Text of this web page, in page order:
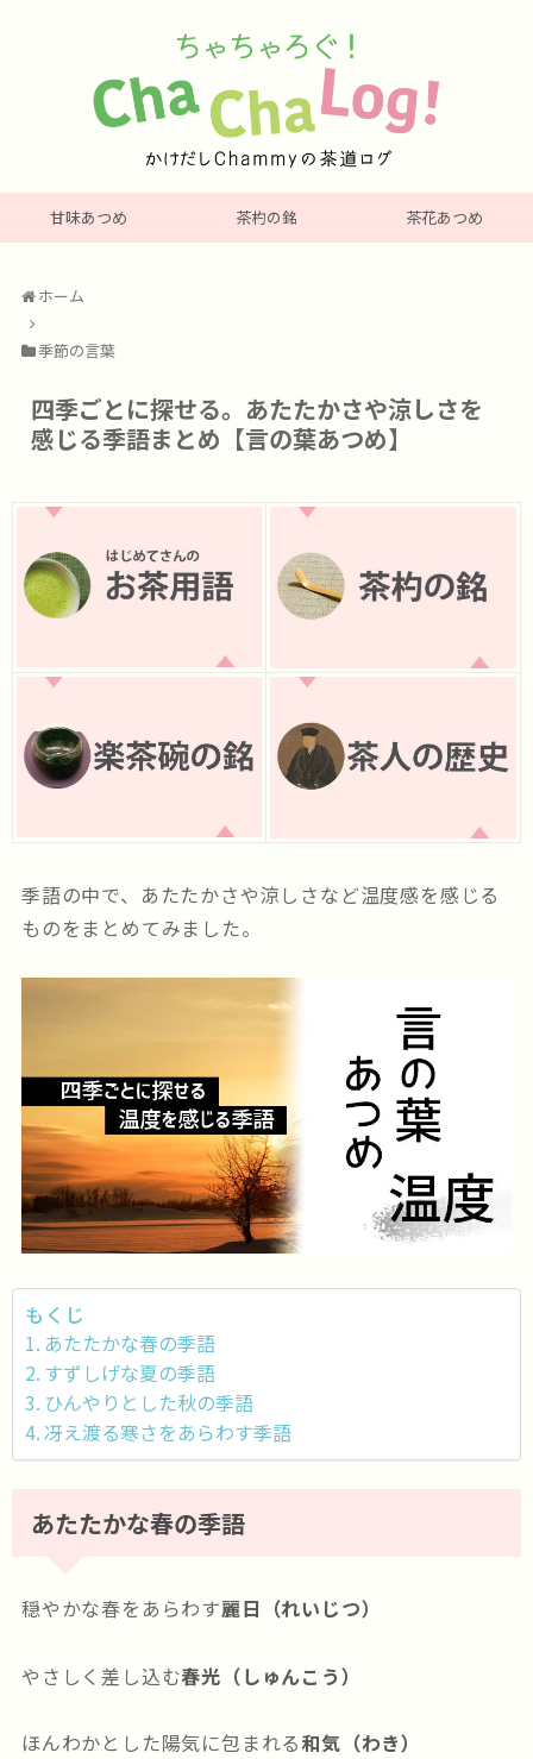
甘味あつめ 茶杓の銘 茶花あつめ
ホーム
季節の言葉
四季ごとに探せる。あたたかさや涼しさを
感じる季語まとめ【言の葉あつめ】
季語の中で、あたたかさや涼しさなど温度感を感じる
ものをまとめてみました。
もくじ
あたたかな春の季語
すずしげな夏の季語
ひんやりとした秋の季語
冴え渡る寒さをあらわす季語
あたたかな春の季語
穏やかな春をあらわす麗日（れいじつ）
やさしく差し込む春光（しゅんこう）
ほんわかとした陽気に包まれる和気（わき）